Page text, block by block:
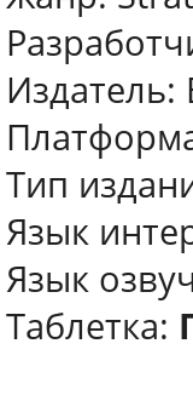
Издатель:
Тип
Язык
Язык
Таблетка: